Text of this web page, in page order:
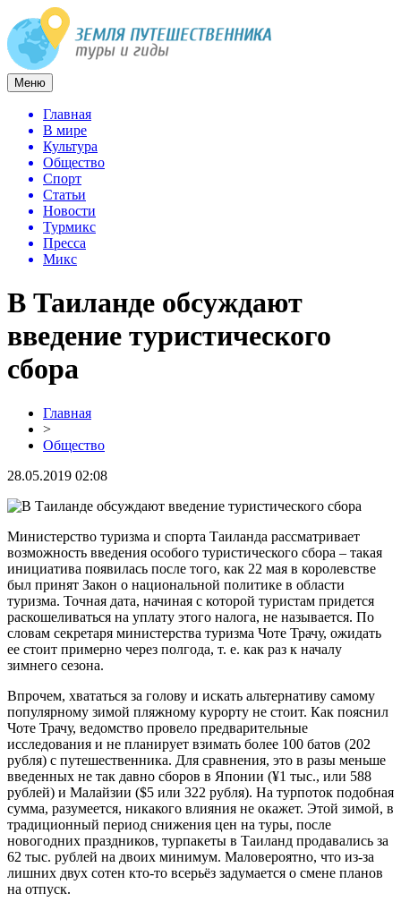
Меню
Главная
В мире
Культура
Общество
Спорт
Статьи
Новости
Турмикс
Пресса
Микс
В Таиланде обсуждают
введение туристического
сбора
Главная
>
Общество
28.05.2019 02:08
Министерство туризма и спорта Таиланда рассматривает
возможность введения особого туристического сбора – такая
инициатива появилась после того, как 22 мая в королевстве
был принят Закон о национальной политике в области
туризма. Точная дата, начиная с которой туристам придется
раскошеливаться на уплату этого налога, не называется. По
словам секретаря министерства туризма Чоте Трачу, ожидать
ее стоит примерно через полгода, т. е. как раз к началу
зимнего сезона.
Впрочем, хвататься за голову и искать альтернативу самому
популярному зимой пляжному курорту не стоит. Как пояснил
Чоте Трачу, ведомство провело предварительные
исследования и не планирует взимать более 100 батов (202
рубля) с путешественника. Для сравнения, это в разы меньше
введенных не так давно сборов в Японии (¥1 тыс., или 588
рублей) и Малайзии ($5 или 322 рубля). На турпоток подобная
сумма, разумеется, никакого влияния не окажет. Этой зимой, в
традиционный период снижения цен на туры, после
новогодних праздников, турпакеты в Таиланд продавались за
62 тыс. рублей на двоих минимум. Маловероятно, что из-за
лишних двух сотен кто-то всерьёз задумается о смене планов
на отпуск.